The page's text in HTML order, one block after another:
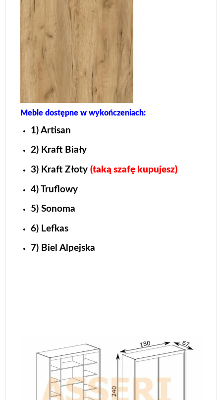
Meble dostępne w wykończeniach:
1) Artisan
2) Kraft Biały
3) Kraft Złoty (taką szafę kupujesz)
4) Truflowy
5) Sonoma
6) Lefkas
7) Biel Alpejska